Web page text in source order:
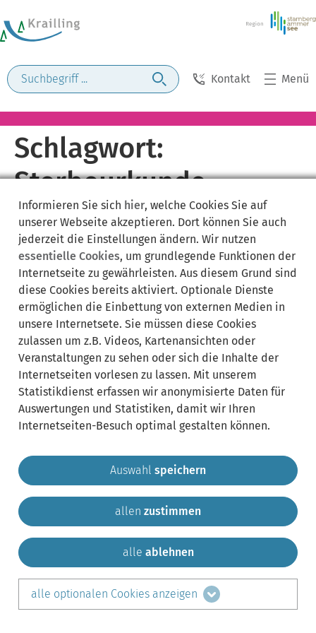
Kontakt Menü
Schlagwort:
Sterbeurkunde
beantragen
Gemeinde Krailling Impressum
Sitemap
Kontakt
teilen auf:
LinkedIn
Informieren Sie sich hier, welche Cookies Sie auf
unserer Webseite akzeptieren. Dort können Sie auch
jederzeit die Einstellungen ändern. Wir nutzen
essentielle Cookies, um grundlegende Funktionen der
Internetseite zu gewährleisten. Aus diesem Grund sind
diese Cookies bereits aktiviert. Optionale Dienste
ermöglichen die Einbettung von externen Medien in
unsere Internetsete. Sie müssen diese Cookies
zulassen um z.B. Videos, Kartenansichten oder
Veranstaltungen zu sehen oder sich die Inhalte der
Internetseiten vorlesen zu lassen. Mit unserem
Statistikdienst erfassen wir anonymisierte Daten für
Auswertungen und Statistiken, damit wir Ihren
Internetseiten-Besuch optimal gestalten können.
Auswahl speichern
allen zustimmen
alle ablehnen
alle optionalen Cookies anzeigen